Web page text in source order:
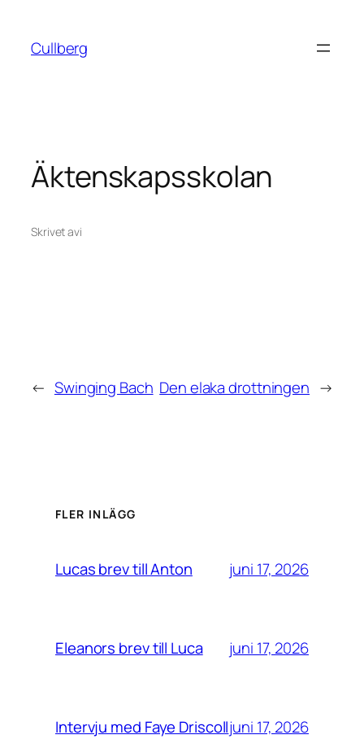
innehåll
Cullberg
Äktenskapsskolan
Skrivet avi
← Swinging Bach Den elaka drottningen →
FLER INLÄGG
Lucas brev till Anton juni 17, 2026
Eleanors brev till Luca juni 17, 2026
Intervju med Faye Driscolljuni 17, 2026